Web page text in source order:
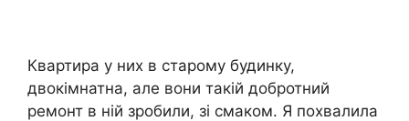
Квартира у них в старому будинку,
двокімнатна, але вони такій добротний
ремонт в ній зробили, зі смаком. Я похвалила